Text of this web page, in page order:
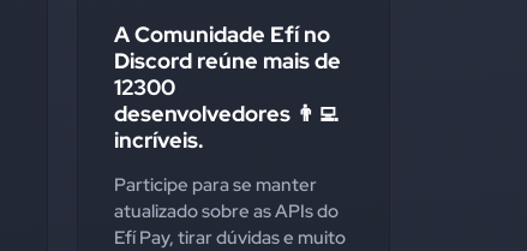
A Comunidade Efí no
Discord reúne mais de
12300
desenvolvedores 👨‍💻
incríveis.
Participe para se manter
atualizado sobre as APIs do
Efí Pay, tirar dúvidas e muito